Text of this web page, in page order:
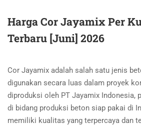
Harga Cor Jayamix Per
Terbaru [Juni] 2026
Cor Jayamix adalah salah satu jenis
digunakan secara luas dalam proyek
diproduksi oleh PT Jayamix Indonesia,
di bidang produksi beton siap pakai di
memiliki kualitas yang terpercaya dan